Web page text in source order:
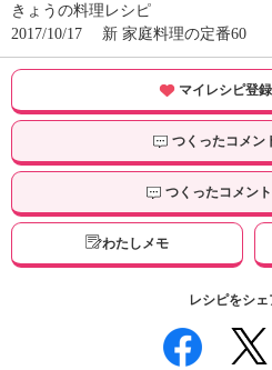
きょうの料理レシピ
2017/10/17
新 家庭料理の定番60
マイレシピ登
つくったコメン
つくったコメン
わたしメモ
レシピをシェ